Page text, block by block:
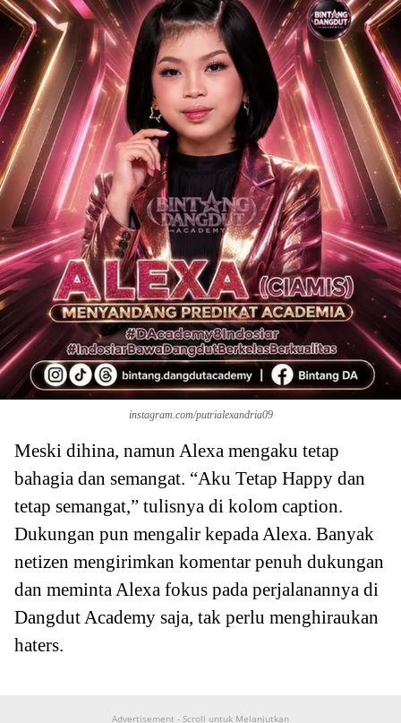
instagram.com/putrialexandria09
Meski dihina, namun Alexa mengaku tetap
bahagia dan semangat. “Aku Tetap Happy dan
tetap semangat,” tulisnya di kolom caption.
Dukungan pun mengalir kepada Alexa. Banyak
netizen mengirimkan komentar penuh dukungan
dan meminta Alexa fokus pada perjalanannya di
Dangdut Academy saja, tak perlu menghiraukan
haters.
Advertisement - Scroll untuk Melanjutkan